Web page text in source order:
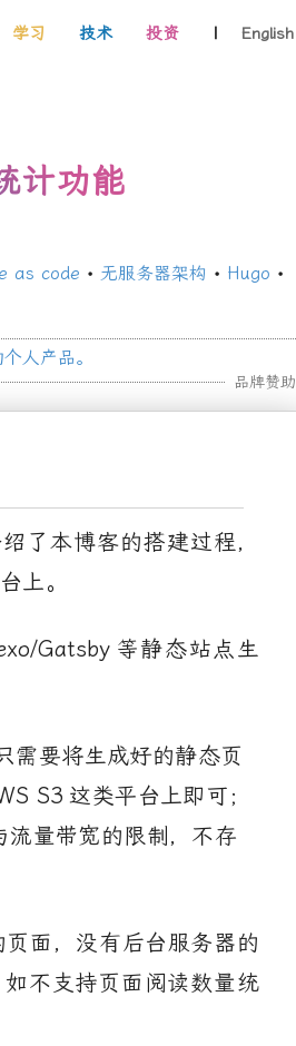
学习 技术 投资 | English
计功能
as code • 无服务器架构 • Hugo •
人产品。
品牌赞助
了本博客的搭建过程，
上。
Gatsby 等静态站点生
需要将生成好的静态页
S3 这类平台上即可；
流量带宽的限制，不存
面，没有后台服务器的
不支持页面阅读数量统